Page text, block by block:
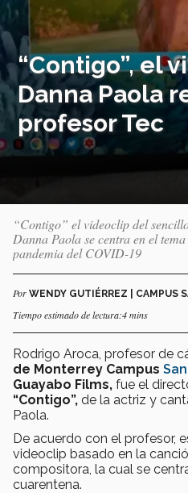
“Contigo”, el
Danna Paola
profesor Tec
“Contigo” el videoclip del
Danna Paola se centra en el
pandemia del COVID-19
Por WENDY GUTIÉRREZ | CAMPUS
Tiempo estimado de lectura:4 mins
Rodrigo Aroca, profesor de
de Monterrey Campus
Guayabo Films, fue el
“Contigo”, de la actriz y
Paola.
De acuerdo con el profesor,
videoclip basado en la
compositora, la cual se
cuarentena.